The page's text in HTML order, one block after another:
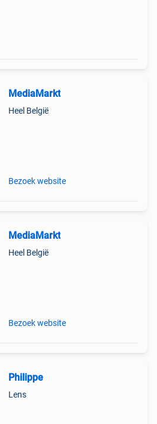
MediaMarkt
Heel België
Bezoek website
MediaMarkt
Heel België
Bezoek website
Philippe
Lens